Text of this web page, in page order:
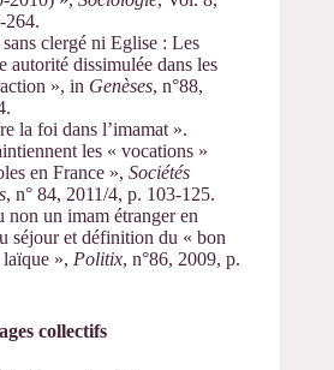
264.
clergé ni Eglise : Les
autorité dissimulée dans les
», in Genèses, n°88,
la foi dans l’imamat ».
les « vocations »
en France », Sociétés
, n° 84, 2011/4, p. 103-125.
non un imam étranger en
séjour et définition du « bon
», Politix, n°86, 2009, p.
collectifs